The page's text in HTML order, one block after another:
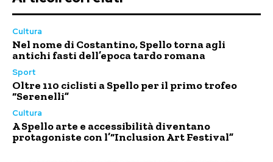
Cultura
Nel nome di Costantino, Spello torna agli
antichi fasti dell’epoca tardo romana
Sport
Oltre 110 ciclisti a Spello per il primo trofeo
“Serenelli”
Cultura
A Spello arte e accessibilità diventano
protagoniste con l’“Inclusion Art Festival”